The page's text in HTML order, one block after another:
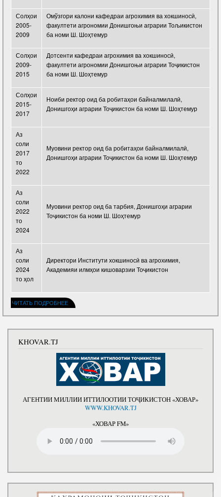
Солҳои
2005-
2009
Омўзгори калони кафедраи агрохимия ва хокшиносӣ,
факултети агрономии Донишгоњи аграрии Тољикистон
ба номи Ш. Шоҳтемур
Солҳои
2009-
2015
Дотсенти кафедраи агрохимия ва хокшиносӣ,
факултети агрономии Донишгоњи аграрии Тоҷикистон
ба номи Ш. Шоҳтемур
Солҳои
2015-
2017
Ноиби ректор оид ба робитаҳои байналмилалӣ,
Донишгоҳи аграрии Тоҷикистон ба номи Ш. Шоҳтемур
Аз
соли
2017
то
2022
Муовини ректор оид ба робитаҳои байналмилалӣ,
Донишгоҳи аграрии Тоҷикистон ба номи Ш. Шоҳтемур
Аз
соли
2022
то
2024
Муовини ректор оид ба тарбия, Донишгоҳи аграрии
Тоҷикистон ба номи Ш. Шоҳтемур
Аз
соли
2024
то ҳол
Директори Институти хокшиносӣ ва агрохимия,
Академияи илмҳои кишоварзии Тоҷикистон
ЧИТАТЬ ПОДРОБНЕЕ
KHOVAR.TJ
АГЕНТИИ МИЛЛИИ ИТТИЛООТИИ ТОҶИКИСТОН «ХОВАР»
WWW.KHOVAR.TJ
«ХОВАР FM»